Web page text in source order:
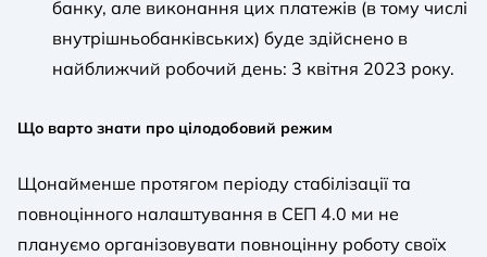
банку, але виконання цих платежів (в тому числі
внутрішньобанківських) буде здійснено в
найближчий робочий день: 3 квітня 2023 року.
Що варто знати про цілодобовий режим
Щонайменше протягом періоду стабілізації та
повноцінного налаштування в СЕП 4.0 ми не
плануємо організовувати повноцінну роботу своїх